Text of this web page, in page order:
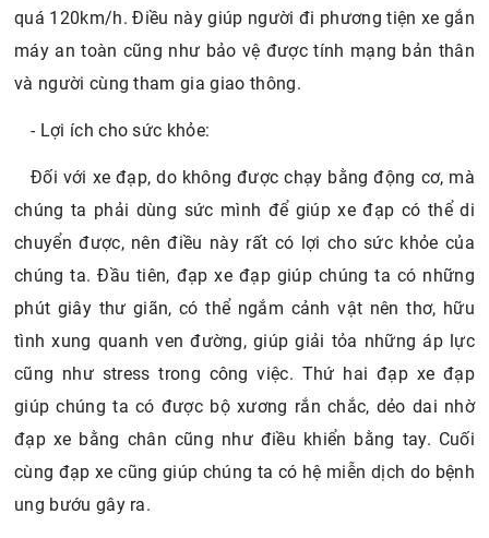
quá 120km/h. Điều này giúp người đi phương tiện xe gắn
máy an toàn cũng như bảo vệ được tính mạng bản thân
và người cùng tham gia giao thông.
- Lợi ích cho sức khỏe:
Đối với xe đạp, do không được chạy bằng động cơ, mà
chúng ta phải dùng sức mình để giúp xe đạp có thể di
chuyển được, nên điều này rất có lợi cho sức khỏe của
chúng ta. Đầu tiên, đạp xe đạp giúp chúng ta có những
phút giây thư giãn, có thể ngắm cảnh vật nên thơ, hữu
tình xung quanh ven đường, giúp giải tỏa những áp lực
cũng như stress trong công việc. Thứ hai đạp xe đạp
giúp chúng ta có được bộ xương rắn chắc, dẻo dai nhờ
đạp xe bằng chân cũng như điều khiển bằng tay. Cuối
cùng đạp xe cũng giúp chúng ta có hệ miễn dịch do bệnh
ung bướu gây ra.